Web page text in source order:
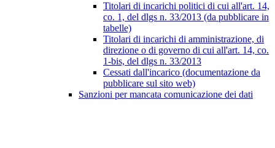
Titolari di incarichi politici di cui all'art. 14,
co. 1, del dlgs n. 33/2013 (da pubblicare in
tabelle)
Titolari di incarichi di amministrazione, di
direzione o di governo di cui all'art. 14, co.
1-bis, del dlgs n. 33/2013
Cessati dall'incarico (documentazione da
pubblicare sul sito web)
Sanzioni per mancata comunicazione dei dati